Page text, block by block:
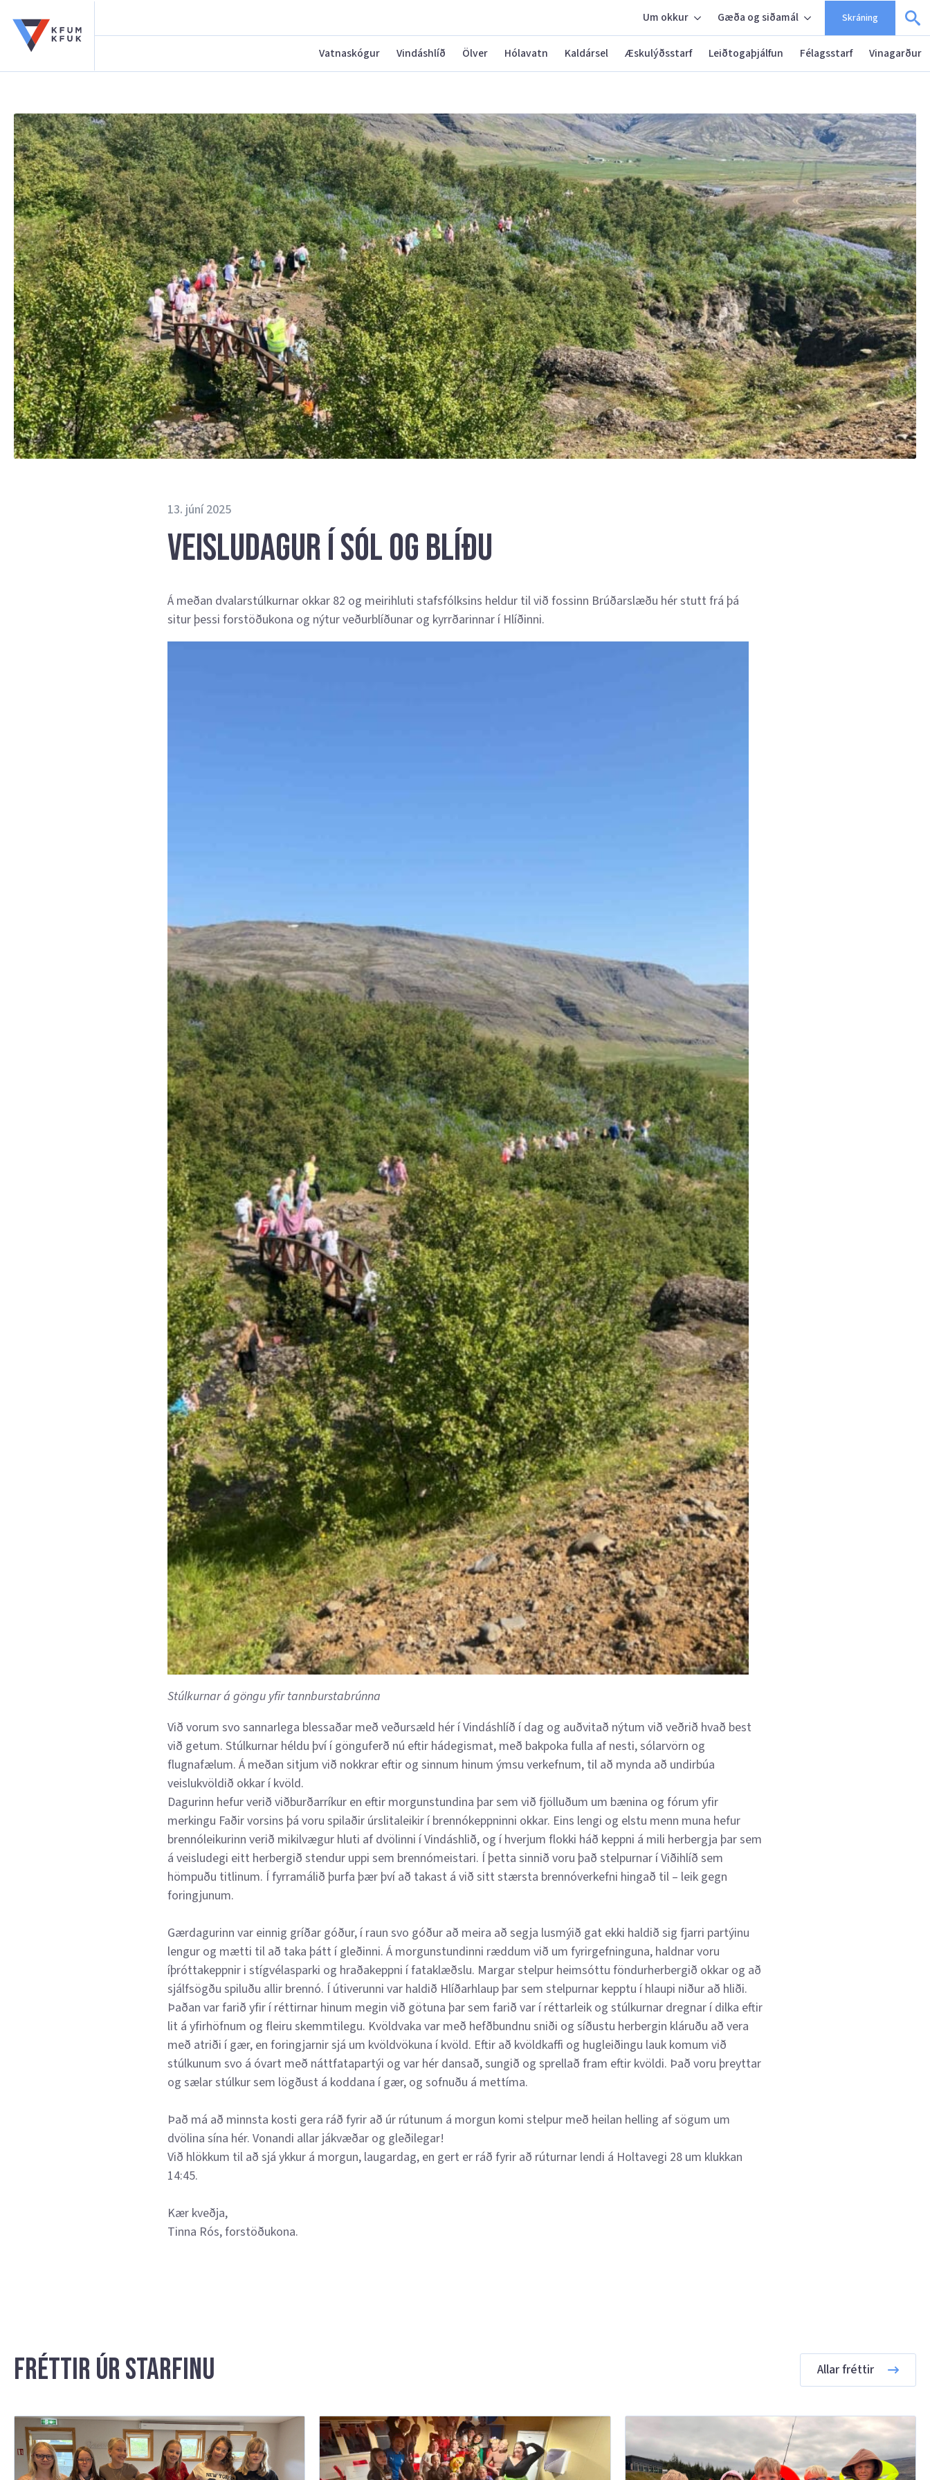
Um okkur Gæða og siðamál Skráning
Vatnaskógur Vindáshlíð Ölver Hólavatn Kaldársel Æskulýðsstarf Leiðtogaþjálfun Félagsstarf Vinagarður
13. júní 2025
Veisludagur í sól og blíðu
Á meðan dvalarstúlkurnar okkar 82 og meirihluti stafsfólksins heldur til við fossinn Brúðarslæðu hér stutt frá þá
situr þessi forstöðukona og nýtur veðurblíðunar og kyrrðarinnar í Hlíðinni.
Stúlkurnar á göngu yfir tannburstabrúnna
Við vorum svo sannarlega blessaðar með veðursæld hér í Vindáshlíð í dag og auðvitað nýtum við veðrið hvað best
við getum. Stúlkurnar héldu því í gönguferð nú eftir hádegismat, með bakpoka fulla af nesti, sólarvörn og
flugnafælum. Á meðan sitjum við nokkrar eftir og sinnum hinum ýmsu verkefnum, til að mynda að undirbúa
veislukvöldið okkar í kvöld.
Dagurinn hefur verið viðburðarríkur en eftir morgunstundina þar sem við fjölluðum um bænina og fórum yfir
merkingu Faðir vorsins þá voru spilaðir úrslitaleikir í brennókeppninni okkar. Eins lengi og elstu menn muna hefur
brennóleikurinn verið mikilvægur hluti af dvölinni í Vindáshlið, og í hverjum flokki háð keppni á mili herbergja þar sem
á veisludegi eitt herbergið stendur uppi sem brennómeistari. Í þetta sinnið voru það stelpurnar í Viðihlíð sem
hömpuðu titlinum. Í fyrramálið þurfa þær því að takast á við sitt stærsta brennóverkefni hingað til – leik gegn
foringjunum.
Gærdagurinn var einnig gríðar góður, í raun svo góður að meira að segja lusmýið gat ekki haldið sig fjarri partýinu
lengur og mætti til að taka þátt í gleðinni. Á morgunstundinni ræddum við um fyrirgefninguna, haldnar voru
íþróttakeppnir i stígvélasparki og hraðakeppni í fataklæðslu. Margar stelpur heimsóttu föndurherbergið okkar og að
sjálfsögðu spiluðu allir brennó. Í útiverunni var haldið Hlíðarhlaup þar sem stelpurnar kepptu í hlaupi niður að hliði.
Þaðan var farið yfir í réttirnar hinum megin við götuna þar sem farið var í réttarleik og stúlkurnar dregnar í dilka eftir
lit á yfirhöfnum og fleiru skemmtilegu. Kvöldvaka var með hefðbundnu sniði og síðustu herbergin kláruðu að vera
með atriði í gær, en foringjarnir sjá um kvöldvökuna í kvöld. Eftir að kvöldkaffi og hugleiðingu lauk komum við
stúlkunum svo á óvart með náttfatapartýi og var hér dansað, sungið og sprellað fram eftir kvöldi. Það voru þreyttar
og sælar stúlkur sem lögðust á koddana í gær, og sofnuðu á mettíma.
Það má að minnsta kosti gera ráð fyrir að úr rútunum á morgun komi stelpur með heilan helling af sögum um
dvölina sína hér. Vonandi allar jákvæðar og gleðilegar!
Við hlökkum til að sjá ykkur á morgun, laugardag, en gert er ráð fyrir að rúturnar lendi á Holtavegi 28 um klukkan
14:45.
Kær kveðja,
Tinna Rós, forstöðukona.
Fréttir úr starfinu Allar fréttir